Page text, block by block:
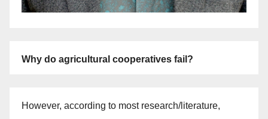
Why do agricultural cooperatives fail?
However, according to most research/literature,